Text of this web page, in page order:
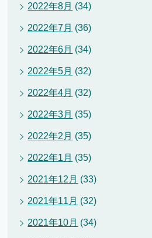
2022年8月 (34)
2022年7月 (36)
2022年6月 (34)
2022年5月 (32)
2022年4月 (32)
2022年3月 (35)
2022年2月 (35)
2022年1月 (35)
2021年12月 (33)
2021年11月 (32)
2021年10月 (34)